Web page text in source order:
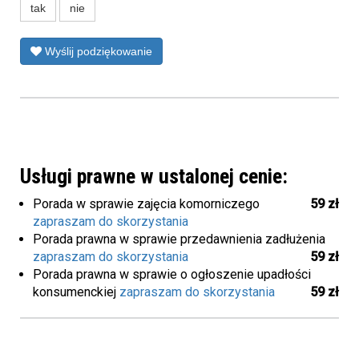
tak nie
Wyślij podziękowanie
Usługi prawne w ustalonej cenie:
Porada w sprawie zajęcia komorniczego
59 zł
zapraszam do skorzystania
Porada prawna w sprawie przedawnienia zadłużenia
59 zł
zapraszam do skorzystania
Porada prawna w sprawie o ogłoszenie upadłości
konsumenckiej
59 zł
zapraszam do skorzystania